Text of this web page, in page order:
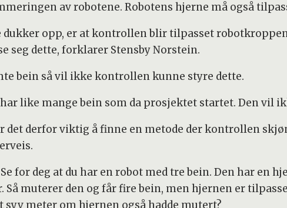
av robotene. Robotens hjerne må også
opp, er at kontrollen blir tilpasset
seg dette, forklarer Stensby Norstein.
bein så vil ikke kontrollen kunne styre dette.
like mange bein som da prosjektet startet. Den vil
det derfor viktig å finne en metode der kontrollen
for deg at du har en robot med tre bein. Den har en
Så muterer den og får fire bein, men hjernen er
syv meter om hjernen også hadde mutert?